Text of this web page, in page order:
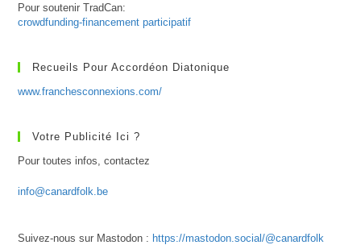
Pour soutenir TradCan:
crowdfunding-financement participatif
Recueils Pour Accordéon Diatonique
www.franchesconnexions.com/
Votre Publicité Ici ?
Pour toutes infos, contactez
info@canardfolk.be
Suivez-nous sur Mastodon : https://mastodon.social/@canardfolk